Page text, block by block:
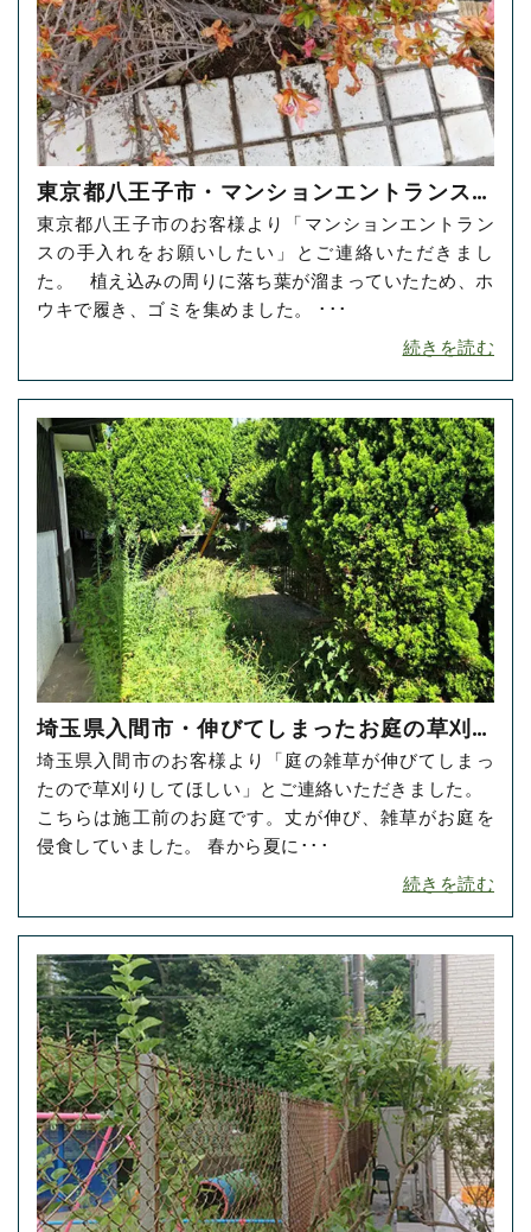
東京都八王子市・マンションエントランスの
お掃除をご依頼いただきました！
東京都八王子市のお客様より「マンションエントラン
スの手入れをお願いしたい」とご連絡いただきまし
た。 植え込みの周りに落ち葉が溜まっていたため、ホ
ウキで履き、ゴミを集めました。 ･･･
続きを読む
埼玉県入間市・伸びてしまったお庭の草刈り
をご依頼いただきました！
埼玉県入間市のお客様より「庭の雑草が伸びてしまっ
たので草刈りしてほしい」とご連絡いただきました。
こちらは施工前のお庭です。丈が伸び、雑草がお庭を
侵食していました。 春から夏に･･･
続きを読む